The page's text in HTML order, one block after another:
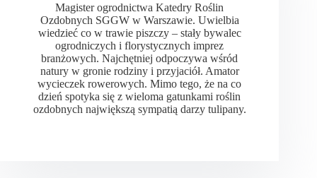
Magister ogrodnictwa Katedry Roślin
Ozdobnych SGGW w Warszawie. Uwielbia
wiedzieć co w trawie piszczy – stały bywalec
ogrodniczych i florystycznych imprez
branżowych. Najchętniej odpoczywa wśród
natury w gronie rodziny i przyjaciół. Amator
wycieczek rowerowych. Mimo tego, że na co
dzień spotyka się z wieloma gatunkami roślin
ozdobnych największą sympatią darzy tulipany.